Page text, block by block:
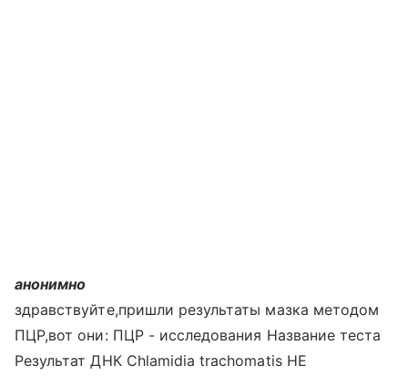
анонимно
здравствуйте,пришли результаты мазка методом
ПЦР,вот они: ПЦР - исследования Название теста
Результат ДНК Chlamidia trachomatis НЕ